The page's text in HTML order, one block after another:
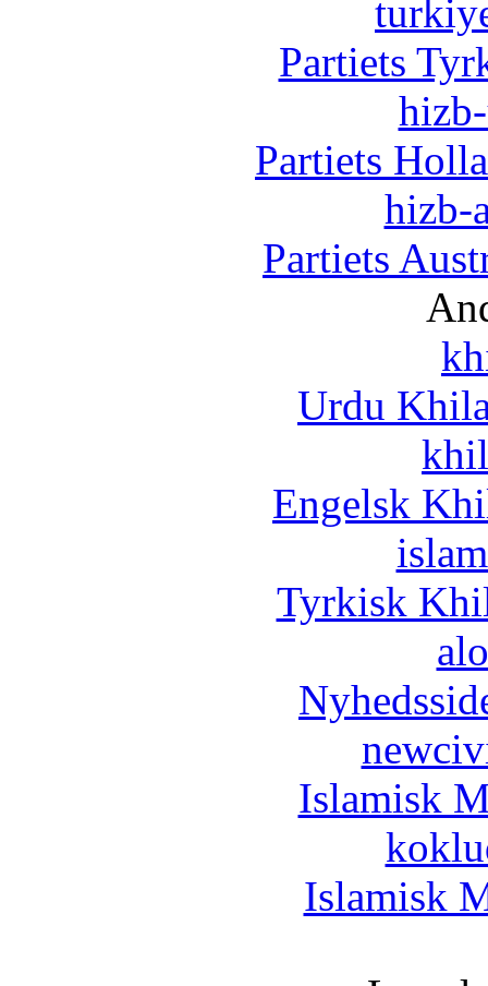
Partiets
Partiets
hizb-
Partiets
Urdu
Engelsk
Tyrkisk
Islamisk
Islamisk